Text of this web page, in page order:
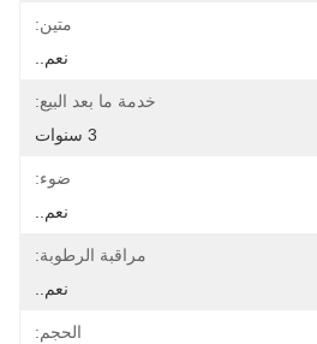
متين:
نعم..
خدمة ما بعد البيع:
ضوء:
نعم..
مراقبة الرطوبة:
نعم..
الحجم: